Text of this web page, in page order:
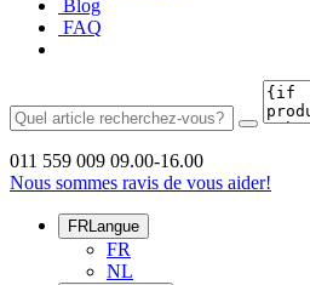
Blog
FAQ
011 559 009 09.00-16.00
Nous sommes ravis de vous aider!
FRLangue
FR
NL